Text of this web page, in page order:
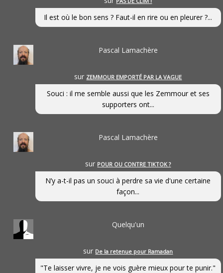
Il est où le bon sens ? Faut-il en rire ou en pleurer ?...
Pascal Lamachère
sur ZEMMOUR EMPORTÉ PAR LA VAGUE
Souci : il me semble aussi que les Zemmour et ses
supporters ont...
Pascal Lamachère
sur POUR OU CONTRE TIKTOK ?
N’y a-t-il pas un souci à perdre sa vie d'une certaine
façon...
Quelqu'un
sur De la retenue pour Ramadan
"Te laisser vivre, je ne vois guère mieux pour te punir."